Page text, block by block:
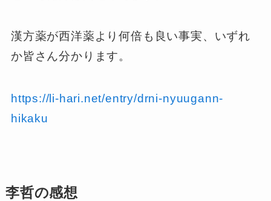
漢方薬が西洋薬より何倍も良い事実、いずれ
か皆さん分かります。
https://li-hari.net/entry/drni-nyuugann-
hikaku
李哲の感想